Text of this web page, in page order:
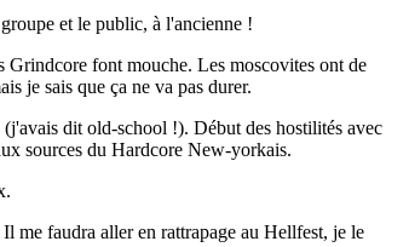
et le public, à l'ancienne !
Grindcore font mouche. Les moscovites ont de
je sais que ça ne va pas durer.
dit old-school !). Début des hostilités avec
sources du Hardcore New-yorkais.
me faudra aller en rattrapage au Hellfest, je le